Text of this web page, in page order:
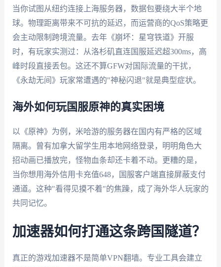
当你试图从纽约连接上海服务器，数据包要绕大半个地
球。物理距离带来不可抗的延迟，而运营商的QoS策略更
会主动限制跨境流量。去年《崩坏：星穹铁道》开服
时，有玩家实测过：从洛杉矶直连国服延迟超300ms，高
峰时段直接丢包。这还不算GFW对国际流量的干扰，
《永劫无间》玩家常遭遇的"神秘闪退"就是典型症状。
海外如何玩国服原神的真实困境
以《原神》为例，米哈游的服务器在国内有严格的区域
隔离。曾有加拿大留学生用本地网络登录，明明角色大
招动画已播放完，怪物血条却还卡着不动。更糟的是，
当你想用海外信用卡充值648，国服客户端直接屏蔽支付
通道。这种"看得见摸不着"的焦躁，成了海外华人玩家的
共同记忆。
加速器如何打通这条跨国隧道？
真正的游戏加速器不是简单VPN翻墙。专业工具会建立